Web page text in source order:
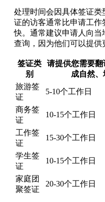
处理时间会因具体签证
证的访客通常比申请工
快。通常建议申请人向
查询，因为他们可以提供
签证类
别
请提供您需要
成自然、
旅游签
证
5-10个工作日
商务签
证
10-15个工作日
工作签
证
15-30个工作日
学生签
证
10-15个工作日
家庭团
聚签证
20-30个工作日